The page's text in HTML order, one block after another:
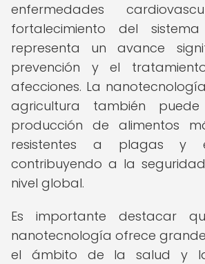
enfermedades
fortalecimiento del sistema
representa un avance
prevención y el
afecciones. La
agricultura también
producción de alimentos
resistentes a plagas y
contribuyendo a la
nivel global.
Es importante destacar
nanotecnología ofrece
el ámbito de la salud y